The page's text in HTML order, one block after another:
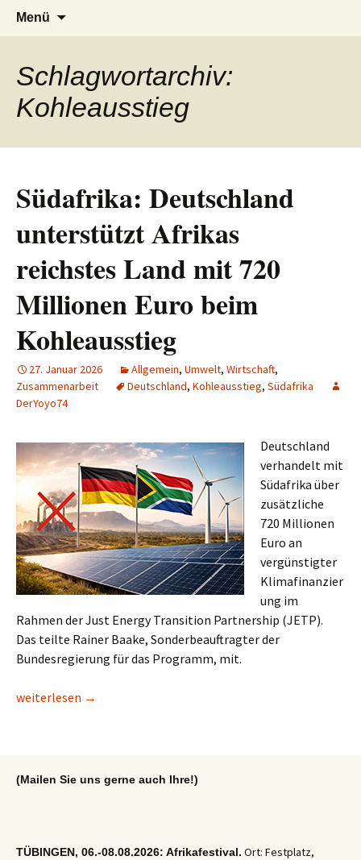
ZumAFRICA live
Seit 1998: Aktuelles aus und mit Bezug
zu Afrika
Menü
Schlagwortarchiv:
Kohleausstieg
Südafrika: Deutschland
unterstützt Afrikas
reichstes Land mit 720
Millionen Euro beim
Kohleausstieg
27. Januar 2026 Allgemein, Umwelt, Wirtschaft,
Zusammenarbeit
Deutschland, Kohleausstieg, Südafrika
DerYoyo74
Deutschland
verhandelt mit
Südafrika über
zusätzliche
720 Millionen
Euro an
vergünstigter
Klimafinanzier
ung im
Rahmen der Just Energy Transition Partnership (JETP).
Das teilte Rainer Baake, Sonderbeauftragter der
Bundesregierung für das Programm, mit.
Südafrika: Deutschland unterstützt Afrikas reichstes Land
weiterlesen →
(Mailen Sie uns gerne auch Ihre!)
TÜBINGEN, 06.-08.08.2026: Afrikafestival. Ort: Festplatz,